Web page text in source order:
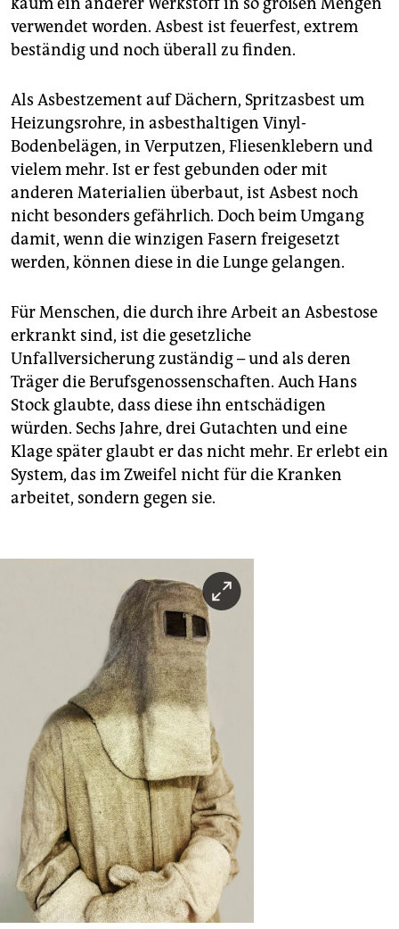
verwendet worden. Asbest ist feuerfest, extrem
beständig und noch überall zu finden.
Als Asbestzement auf Dächern, Spritzasbest um
Heizungsrohre, in asbesthaltigen Vinyl-
Bodenbelägen, in Verputzen, Fliesenklebern und
vielem mehr. Ist er fest gebunden oder mit
anderen Materialien überbaut, ist Asbest noch
nicht besonders gefährlich. Doch beim Umgang
damit, wenn die winzigen Fasern freigesetzt
werden, können diese in die Lunge gelangen.
Für Menschen, die durch ihre Arbeit an Asbestose
erkrankt sind, ist die gesetzliche
Unfallversicherung zuständig – und als deren
Träger die Berufsgenossenschaften. Auch Hans
Stock glaubte, dass diese ihn entschädigen
würden. Sechs Jahre, drei Gutachten und eine
Klage später glaubt er das nicht mehr. Er erlebt ein
System, das im Zweifel nicht für die Kranken
arbeitet, sondern gegen sie.